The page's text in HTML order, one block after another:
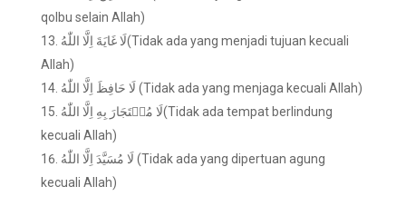
qolbu selain Allah)
لَا غَايَةَ اِلَّا اللّٰهُ(Tidak ada yang menjadi tujuan kecuali
Allah)
لَا حَافِظَ اِلَّا اللّٰهُ (Tidak ada yang menjaga kecuali Allah)
لَا مُسۡتَجَارَ بِهِ اِلَّا اللّٰهُ(Tidak ada tempat berlindung
kecuali Allah)
لَا مُسَيَّدَ اِلَّا اللّٰهُ (Tidak ada yang dipertuan agung
kecuali Allah)